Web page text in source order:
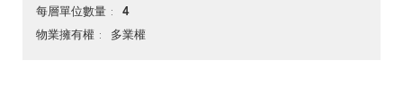
每層單位數量 4
物業擁有權 多業權